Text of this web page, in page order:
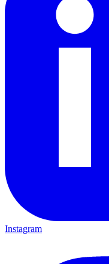
Instagram